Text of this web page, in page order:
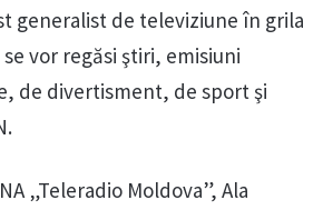
generalist de televiziune în grila
vor regăsi ştiri, emisiuni
de divertisment, de sport şi
„Teleradio Moldova”, Ala